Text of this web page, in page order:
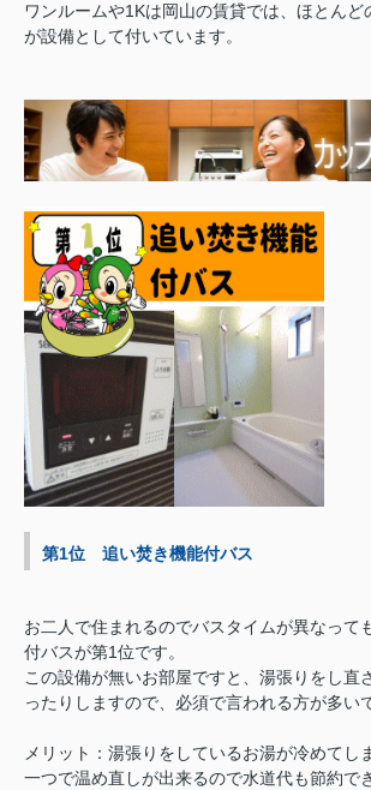
ワンルームや1Kは岡山の賃貸では、ほとんど
が設備として付いています。
第1位 追い焚き機能付バス
お二人で住まれるのでバスタイムが異なって
付バスが第1位です。
この設備が無いお部屋ですと、湯張りをし直
ったりしますので、必須で言われる方が多い
メリット：湯張りをしているお湯が冷めてし
一つで温め直しが出来るので水道代も節約で